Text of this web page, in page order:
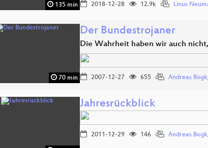
135 min 2018-12-28 12.9k Linus
70 min
Der Bundestrojaner
Die Wahrheit haben wir auch
2007-12-27 655 Andreas Bogk
Jahresrückblick
2011-12-29 146 Andreas Bogk